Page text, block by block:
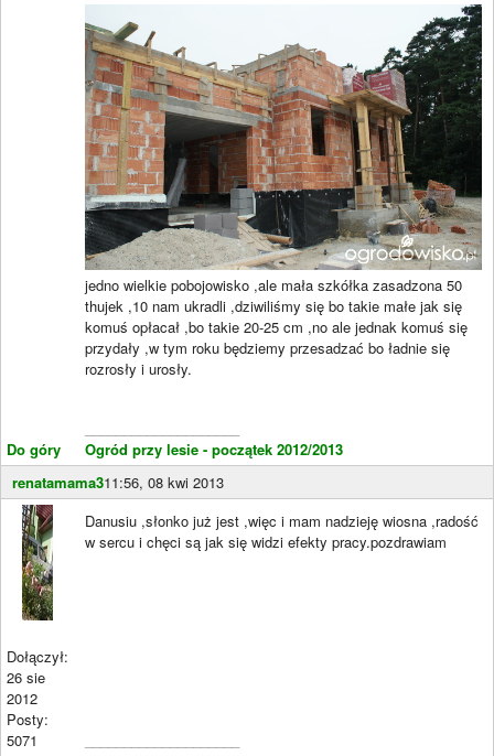
Do góry
jedno wielkie pobojowisko ,ale mała szkółka zasadzona 50
thujek ,10 nam ukradli ,dziwiliśmy się bo takie małe jak się
komuś opłacał ,bo takie 20-25 cm ,no ale jednak komuś się
przydały ,w tym roku będziemy przesadzać bo ładnie się
rozrosły i urosły.
Ogród przy lesie - początek 2012/2013
renatamama311:56, 08 kwi 2013
Dołączył:
26 sie
2012
Posty:
5071
Danusiu ,słonko już jest ,więc i mam nadzieję wiosna ,radość
w sercu i chęci są jak się widzi efekty pracy.pozdrawiam